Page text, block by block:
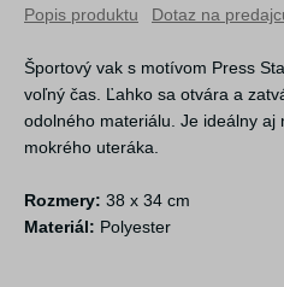
Popis produktu Dotaz na
Športový vak s motívom Press
voľný čas. Ľahko sa otvára a
odolného materiálu. Je ideálny aj
mokrého uteráka.
Rozmery: 38 x 34 cm
Materiál: Polyester